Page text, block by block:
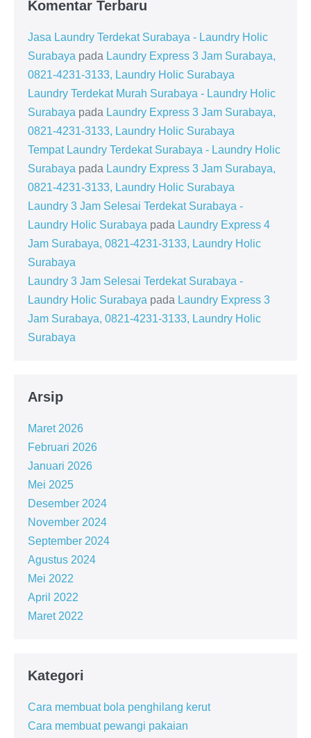
Komentar Terbaru
Jasa Laundry Terdekat Surabaya - Laundry Holic
Surabaya pada Laundry Express 3 Jam Surabaya,
0821-4231-3133, Laundry Holic Surabaya
Laundry Terdekat Murah Surabaya - Laundry Holic
Surabaya pada Laundry Express 3 Jam Surabaya,
0821-4231-3133, Laundry Holic Surabaya
Tempat Laundry Terdekat Surabaya - Laundry Holic
Surabaya pada Laundry Express 3 Jam Surabaya,
0821-4231-3133, Laundry Holic Surabaya
Laundry 3 Jam Selesai Terdekat Surabaya -
Laundry Holic Surabaya pada Laundry Express 4
Jam Surabaya, 0821-4231-3133, Laundry Holic
Surabaya
Laundry 3 Jam Selesai Terdekat Surabaya -
Laundry Holic Surabaya pada Laundry Express 3
Jam Surabaya, 0821-4231-3133, Laundry Holic
Surabaya
Arsip
Maret 2026
Februari 2026
Januari 2026
Mei 2025
Desember 2024
November 2024
September 2024
Agustus 2024
Mei 2022
April 2022
Maret 2022
Kategori
Cara membuat bola penghilang kerut
Cara membuat pewangi pakaian